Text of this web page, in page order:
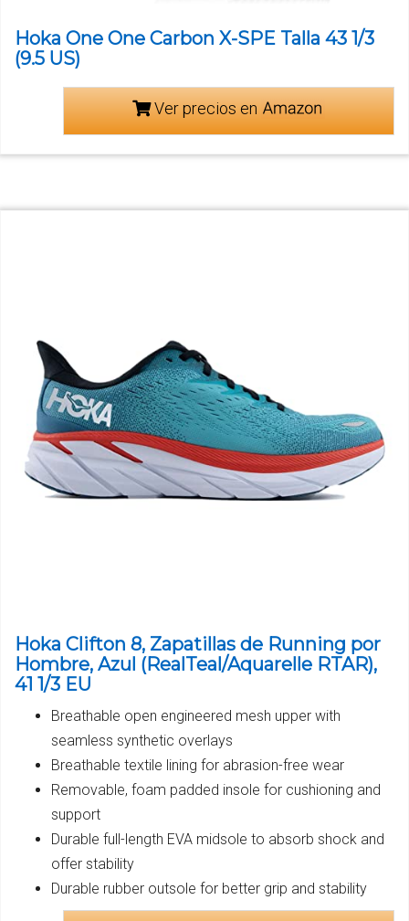
Hoka One One Carbon X-SPE Talla 43 1/3
(9.5 US)
Ver precios en
Hoka Clifton 8, Zapatillas de Running por
Hombre, Azul (RealTeal/Aquarelle RTAR),
41 1/3 EU
Breathable open engineered mesh upper with
seamless synthetic overlays
Breathable textile lining for abrasion-free wear
Removable, foam padded insole for cushioning and
support
Durable full-length EVA midsole to absorb shock and
offer stability
Durable rubber outsole for better grip and stability